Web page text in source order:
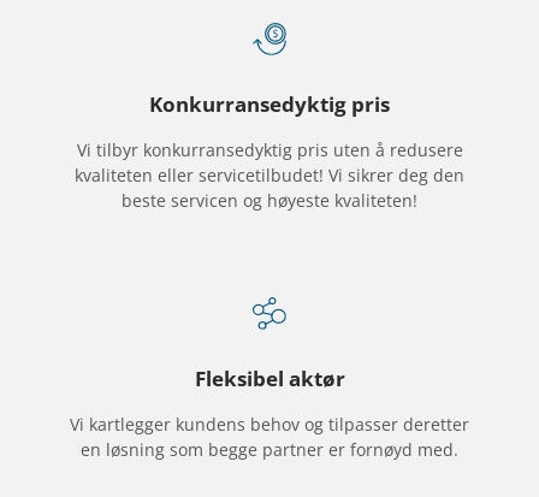
Konkurransedyktig pris
Vi tilbyr konkurransedyktig pris uten å redusere
kvaliteten eller servicetilbudet! Vi sikrer deg den
beste servicen og høyeste kvaliteten!
Fleksibel aktør
Vi kartlegger kundens behov og tilpasser deretter
en løsning som begge partner er fornøyd med.